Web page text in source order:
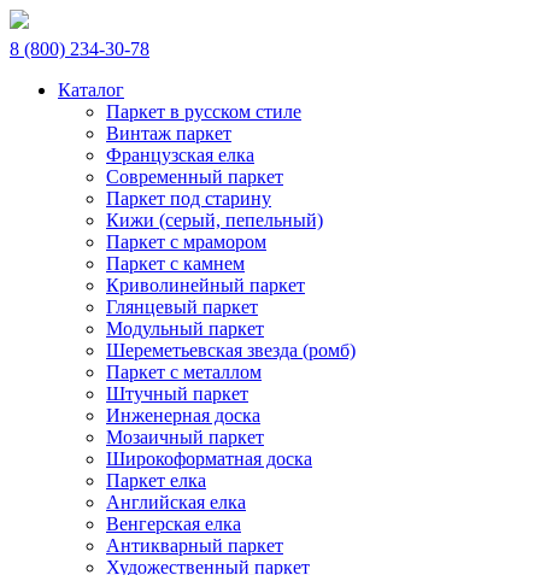
8 (800) 234-30-78
Каталог
Паркет в русском стиле
Винтаж паркет
Французская елка
Современный паркет
Паркет под старину
Кижи (серый, пепельный)
Паркет с мрамором
Паркет с камнем
Криволинейный паркет
Глянцевый паркет
Модульный паркет
Шереметьевская звезда (ромб)
Паркет с металлом
Штучный паркет
Инженерная доска
Мозаичный паркет
Широкоформатная доска
Паркет елка
Английская елка
Венгерская елка
Антикварный паркет
Художественный паркет